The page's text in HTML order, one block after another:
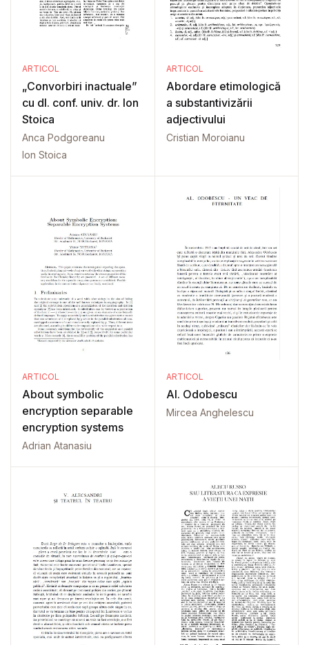
ARTICOL
„Convorbiri inactuale”
cu dl. conf. univ. dr. Ion
Stoica
Anca Podgoreanu
Ion Stoica
ARTICOL
Abordare etimologică
a substantivizării
adjectivului
Cristian Moroianu
ARTICOL
About symbolic
encryption separable
encryption systems
Adrian Atanasiu
ARTICOL
Al. Odobescu
Mircea Anghelescu